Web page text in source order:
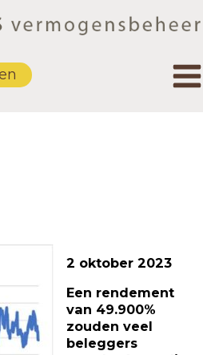
2 oktober 2023
Een rendement
van 49.900%
zouden veel
beleggers